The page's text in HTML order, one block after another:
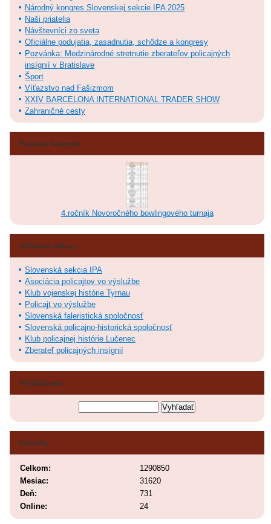
Národný kongres Slovenskej sekcie IPA 2025
Naši priatelia
Návštevníci zo sveta
Oficiálne podujatia, zasadnutia, schôdze a kongresy
Pozvánka: Medzinárodné stretnutie zberateľov policajných
insígnií v Bratislave
Šport
Víťazstvo nad Fašizmom
XXIV BARCELONA INTERNATIONAL TRADER SHOW
Zahraničné cesty
Posledné fotografie
4.ročník Novoročného bowlingového turnaja
Obľúbené odkazy
Slovenská sekcia IPA
Asociácia policajtov vo výslužbe
Klub vojenskej histórie Tyrnau
Policajt vo výslužbe
Slovenská faleristická spoločnosť
Slovenská policajno-historická spoločnosť
Klub policajnej histórie Lučenec
Zberateľ policajných insígnií
Vyhľadávanie
Štatistiky
Online: 24
Celkom:
1290850
Mesiac:
31620
Deň:
731